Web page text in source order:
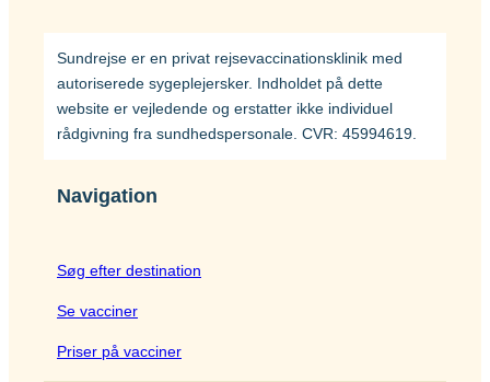
Sundrejse er en privat rejsevaccinationsklinik med
autoriserede sygeplejersker. Indholdet på dette
website er vejledende og erstatter ikke individuel
rådgivning fra sundhedspersonale. CVR: 45994619.
Navigation
Søg efter destination
Se vacciner
Priser på vacciner